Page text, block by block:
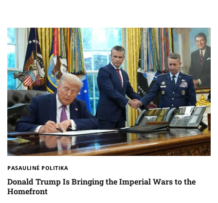
PASAULINĖ POLITIKA
Donald Trump Is Bringing the Imperial Wars to the
Homefront